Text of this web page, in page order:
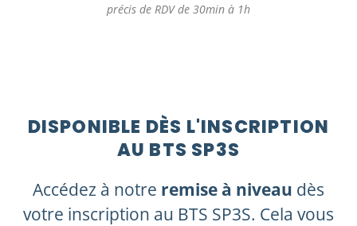
précis de RDV de 30min à 1h
DISPONIBLE DÈS L'INSCRIPTION
AU BTS SP3S
Accédez à notre remise à niveau dès
votre inscription au BTS SP3S. Cela vous